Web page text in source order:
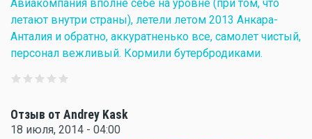
Авиакомпания вполне себе на уровне (при том, что
летают внутри страны), летели летом 2013 Анкара-
Анталия и обратно, аккуратненько все, самолет чистый,
персонал вежливый. Кормили бутербродиками.
Отзыв от Andrey Kask
18 июля, 2014 - 04:00